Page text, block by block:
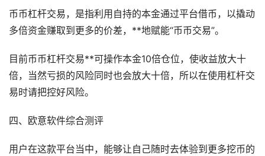
币币杠杆交易，是指利用自持的本金通过平台借币，以撬动
多倍资金赚取到更多的价差，**地赋能“币币交易”。
目前币币杠杆交易**可操作本金10倍仓位，使收益放大十
倍，当然亏损的风险同时也会放大十倍，所以在使用杠杆交
易时请把控好风险。
四、欧意软件综合测评
用户在这款平台当中，能够让自己随时去体验到更多挖币的